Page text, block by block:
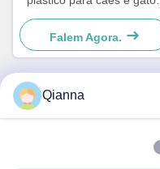
simples e prático
Falem Agora.
Qianna